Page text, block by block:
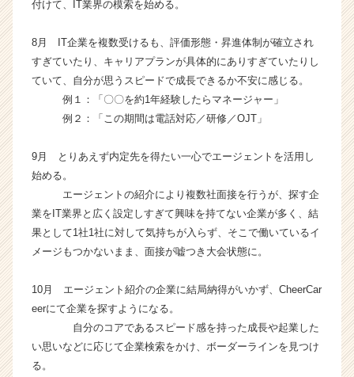
ト
届
く
就
活
サ
イ
チ
キ
ャ
ア
（C
e
e
r
C
付けて、IT業界の模索を始める。
8月 IT企業を複数受けるも、評価形態・昇進体制が確立され
すぎていたり、キャリアプランが具体的にありすぎていたりし
ていて、自分が思うスピードで成長できるか不安に感じる。
例１：「〇〇を約1年経験したらマネージャー」
例２：「この期間は電話対応／研修／OJT」
9月 とりあえず内定先を得たい一心でエージェントを活用し
始める。
エージェントの紹介により複数社面接を行うが、探す企
業をIT業界と広く設定しすぎて興味を持てない企業が多く、結
果として1社1社に対して気持ちが入らず、そこで働いているイ
メージもつかないまま、面接が嘘つき大会状態に。
10月 エージェント紹介の企業に結局納得がいかず、CheerCar
eerにて企業を探すようになる。
自分のコアであるスピード感を持った成長や起業した
い思いなどに応じて企業検索をかけ、ボーダーラインを見つけ
る。